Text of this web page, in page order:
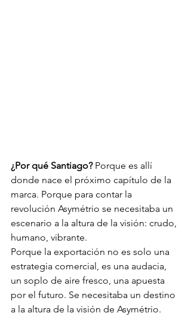
¿Por qué Santiago? Porque es allí
donde nace el próximo capítulo de la
marca. Porque para contar la
revolución Asymétrio se necesitaba un
escenario a la altura de la visión: crudo,
humano, vibrante.
Porque la exportación no es solo una
estrategia comercial, es una audacia,
un soplo de aire fresco, una apuesta
por el futuro. Se necesitaba un destino
a la altura de la visión de Asymétrio.